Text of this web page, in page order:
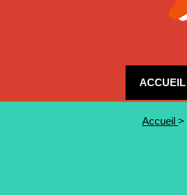
ACCUEIL
Accueil >